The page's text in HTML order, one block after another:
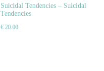
do
Suicidal Tendencies – Suicidal
Tendencies
€ 20.00